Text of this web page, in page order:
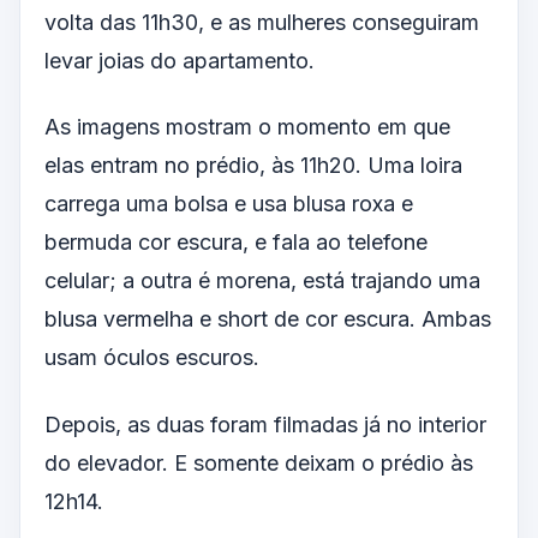
volta das 11h30, e as mulheres conseguiram
levar joias do apartamento.
As imagens mostram o momento em que
elas entram no prédio, às 11h20. Uma loira
carrega uma bolsa e usa blusa roxa e
bermuda cor escura, e fala ao telefone
celular; a outra é morena, está trajando uma
blusa vermelha e short de cor escura. Ambas
usam óculos escuros.
Depois, as duas foram filmadas já no interior
do elevador. E somente deixam o prédio às
12h14.